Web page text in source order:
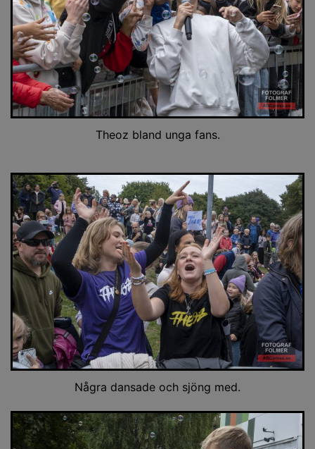
Theoz bland unga fans.
Några dansade och sjöng med.